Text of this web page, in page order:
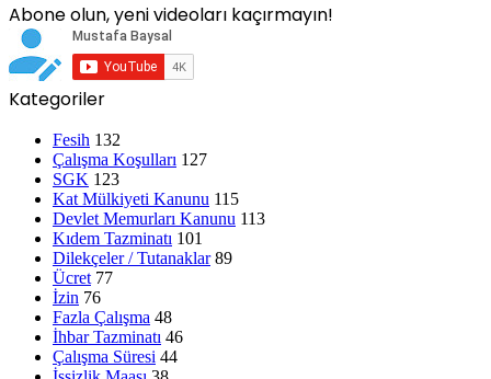
Abone olun, yeni videoları kaçırmayın!
Kategoriler
Fesih 132
Çalışma Koşulları 127
SGK 123
Kat Mülkiyeti Kanunu 115
Devlet Memurları Kanunu 113
Kıdem Tazminatı 101
Dilekçeler / Tutanaklar 89
Ücret 77
İzin 76
Fazla Çalışma 48
İhbar Tazminatı 46
Çalışma Süresi 44